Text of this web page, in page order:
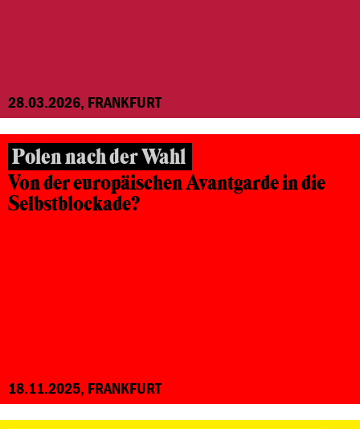
28.03.2026, FRANKFURT
Polen nach der Wahl
Von der europäischen Avantgarde in die
Selbstblockade?
18.11.2025, FRANKFURT